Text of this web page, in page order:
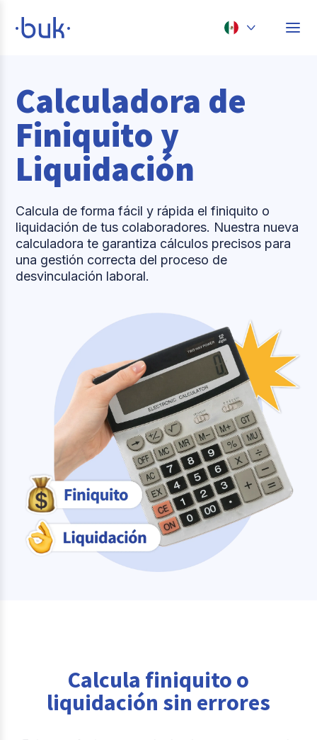
Colombia
México
Brasil
Calculadora de
Finiquito y
Liquidación
Calcula de forma fácil y rápida el finiquito o
liquidación de tus colaboradores. Nuestra nueva
calculadora te garantiza cálculos precisos para
una gestión correcta del proceso de
desvinculación laboral.
Calcula finiquito o
liquidación sin errores